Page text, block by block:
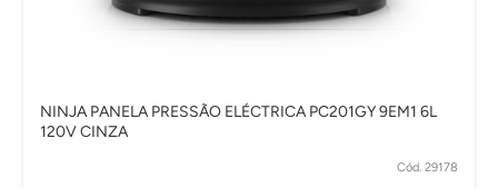
NINJA PANELA PRESSÃO ELÉCTRICA PC201GY 9EM1 6L
120V CINZA
Cód. 29178